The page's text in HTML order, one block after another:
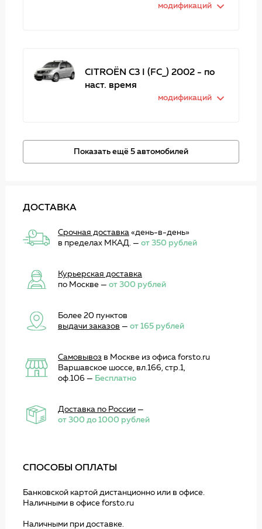
модификаций
CITROËN C3 I (FC_) 2002 - по
наст. время
модификаций
Показать ещё 5 автомобилей
ДОСТАВКА
Срочная доставка«день-в-день»
в пределах МКАД. — от 350 рублей
Курьерская доставка
по Москве — от 300 рублей
Более 20 пунктов
выдачи заказов — от 165 рублей
Самовывоз в Москве из офиса forsto.ru
Варшавское шоссе, вл.166, стр.1,
оф.106 — Бесплатно
Доставка по России—
от 300 до 1000 рублей
СПОСОБЫ ОПЛАТЫ
Банковской картой дистанционно или в офисе.
Наличными в офисе forsto.ru
Наличными при доставке.